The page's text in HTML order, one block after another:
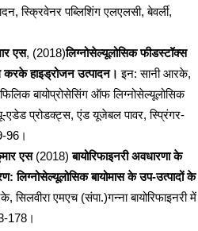
स्क्रिवेनर पब्लिशिंग एलएलसी, बेवर्ली,
एस, (2018)लिग्नोसेल्यूलोसिक फीडस्टॉक्स
करके हाइड्रोजन उत्पादन।इन: सानी आरके,
बायोप्रोसेसिंग ऑफ लिग्नोसेल्यूलोसिक
एडेड प्रोडक्ट्स, एंड यूजेबल पावर, स्प्रिंगर-
96।
एस (2018)बायोरिफाइनरी अवधारणा के
लिग्नोसेल्यूलोसिक बायोमास के उप-उत्पादों के
सिलवीरा एमएच (संपा.)गन्ना बायोरिफाइनरी में
178।